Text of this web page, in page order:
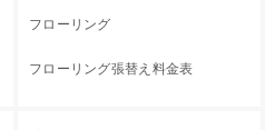
フローリング
フローリング張替え料金表